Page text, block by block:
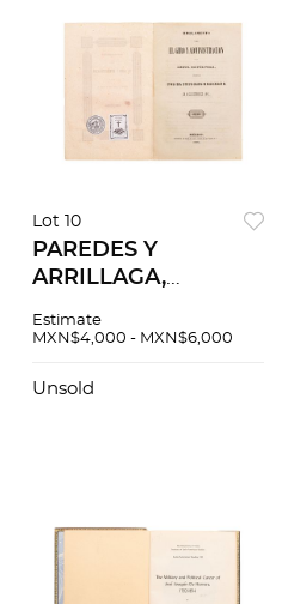
Lot 10
PAREDES Y
ARRILLAGA,
REGLAMENTO PARA
ADMINISTRACIÓN
Estimate
MXN$4,000 - MXN$6,000
Unsold